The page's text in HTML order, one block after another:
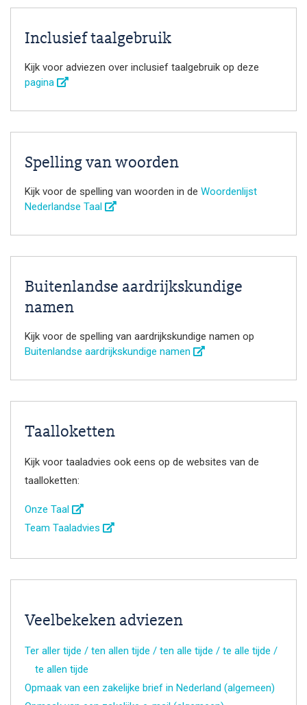
Inclusief taalgebruik
Kijk voor adviezen over inclusief taalgebruik op deze
pagina
Spelling van woorden
Kijk voor de spelling van woorden in de Woordenlijst
Nederlandse Taal
Buitenlandse aardrijkskundige
namen
Kijk voor de spelling van aardrijkskundige namen op
Buitenlandse aardrijkskundige namen
Taalloketten
Kijk voor taaladvies ook eens op de websites van de
taalloketten:
Onze Taal
Team Taaladvies
Veelbekeken adviezen
Ter aller tijde / ten allen tijde / ten alle tijde / te alle tijde /
te allen tijde
Opmaak van een zakelijke brief in Nederland (algemeen)